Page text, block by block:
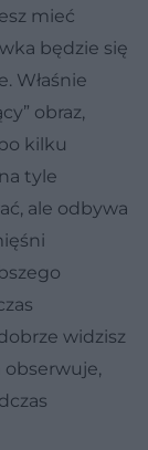
mieć
będzie się
Właśnie
obraz,
kilku
tyle
ale odbywa
widzisz